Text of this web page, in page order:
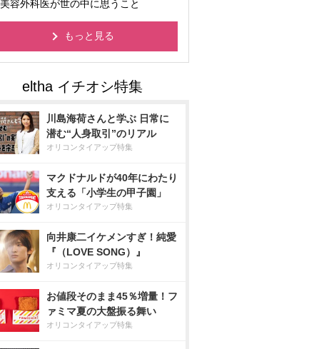
美容外科医が世の中に思うこと
もっと見る
川島海荷さんと学ぶ 日常に
潜む“人身取引”のリアル
オリコンタイアップ特集
マクドナルドが40年にわたり
支える「小学生の甲子園」
オリコンタイアップ特集
向井康二イケメンすぎ！純愛
『（LOVE SONG）』
オリコンタイアップ特集
お値段そのまま45％増量！フ
ァミマ夏の大盤振る舞い
オリコンタイアップ特集